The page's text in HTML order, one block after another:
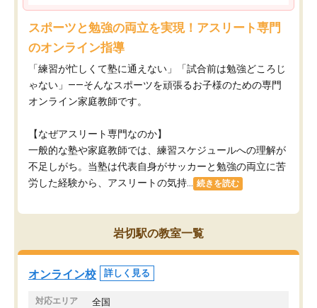
スポーツと勉強の両立を実現！アスリート専門
のオンライン指導
「練習が忙しくて塾に通えない」「試合前は勉強どころじ
ゃない」——そんなスポーツを頑張るお子様のための専門
オンライン家庭教師です。
【なぜアスリート専門なのか】
一般的な塾や家庭教師では、練習スケジュールへの理解が
不足しがち。当塾は代表自身がサッカーと勉強の両立に苦
労した経験から、アスリートの気持...
続きを読む
岩切駅の教室一覧
オンライン校 詳しく見る
対応エリア 全国